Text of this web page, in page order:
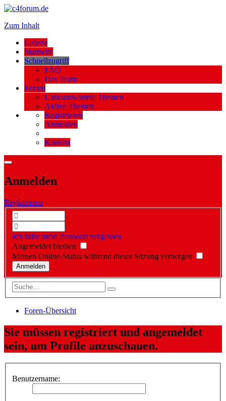
Zum Inhalt
Galerie
Startseite
Schnellzugriff
FAQ
Das Team
Forum
Unbeantwortete Themen
Aktive Themen
Registrieren
Anmelden
Kontakt
Anmelden
Registrieren
Ich habe mein Passwort vergessen
Angemeldet bleiben
Meinen Online-Status während dieser Sitzung verbergen
Foren-Übersicht
Sie müssen registriert und angemeldet
sein, um Profile anzuschauen.
Benutzername: